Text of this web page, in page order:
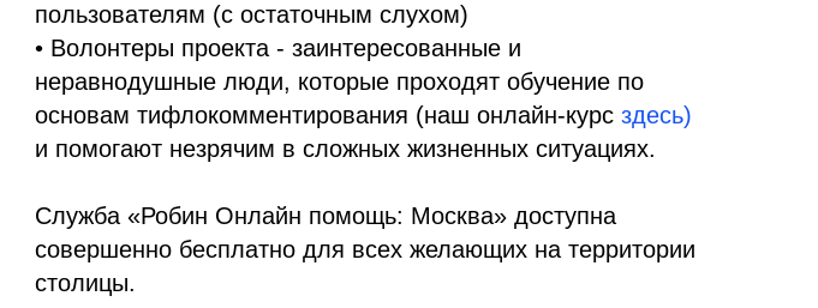
пользователям (с остаточным слухом)
• Волонтеры проекта - заинтересованные и
неравнодушные люди, которые проходят обучение по
основам тифлокомментирования (наш онлайн-курс здесь)
и помогают незрячим в сложных жизненных ситуациях.
Служба «Робин Онлайн помощь: Москва» доступна
совершенно бесплатно для всех желающих на территории
столицы.